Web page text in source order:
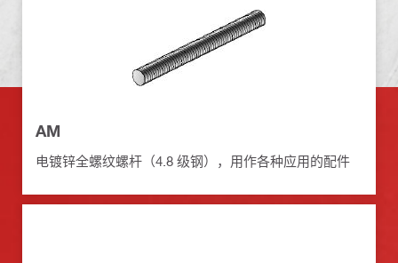
AM
电镀锌全螺纹螺杆（4.8 级钢），用作各种应用的配件